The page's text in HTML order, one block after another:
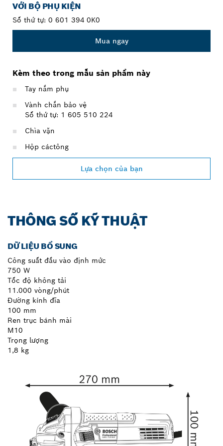
VỚI BỘ PHỤ KIỆN
Số thứ tự: 0 601 394 0K0
Mua ngay
Kèm theo trong mẫu sản phẩm này
Tay nắm phụ
Vành chắn bảo vệ
Số thứ tự: 1 605 510 224
Chìa vặn
Hộp cáctông
Lựa chọn của bạn
THÔNG SỐ KỸ THUẬT
DỮ LIỆU BỔ SUNG
Công suất đầu vào định mức
750 W
Tốc độ không tải
11.000 vòng/phút
Đường kính đĩa
100 mm
Ren trục bánh mài
M10
Trọng lượng
1,8 kg